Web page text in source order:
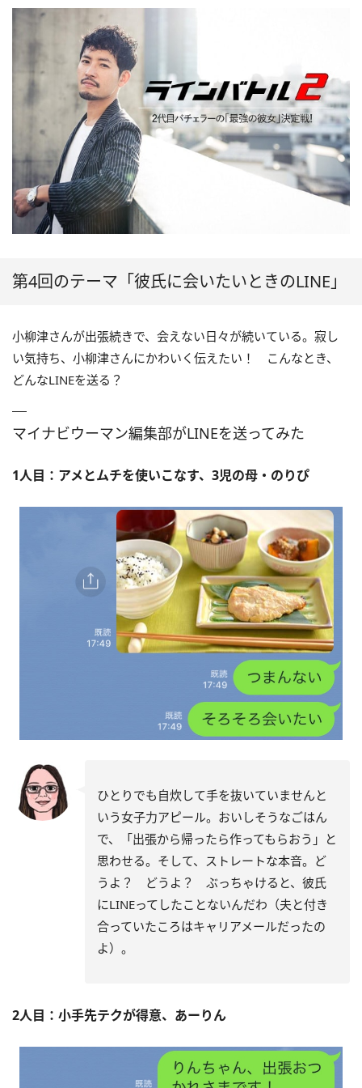
第4回のテーマ「彼氏に会いたいときのLINE」
小柳津さんが出張続きで、会えない日々が続いている。寂し
い気持ち、小柳津さんにかわいく伝えたい！ こんなとき、
どんなLINEを送る？
マイナビウーマン編集部がLINEを送ってみた
1人目：アメとムチを使いこなす、3児の母・のりぴ
ひとりでも自炊して手を抜いていませんと
いう女子力アピール。おいしそうなごはん
で、「出張から帰ったら作ってもらおう」と
思わせる。そして、ストレートな本音。ど
うよ？ どうよ？ ぶっちゃけると、彼氏
にLINEってしたことないんだわ（夫と付き
合っていたころはキャリアメールだったの
よ）。
2人目：小手先テクが得意、あーりん